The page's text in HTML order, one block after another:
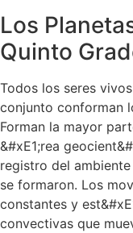
Los
Quinto
Todos los seres
conjunto conforman
Forman la mayor
&#xE1;rea
registro del
se formaron. Los
constantes y
convectivas que